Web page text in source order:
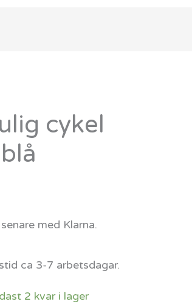
cykel
med Klarna.
ca 3-7 arbetsdagar.
2 kvar i lager